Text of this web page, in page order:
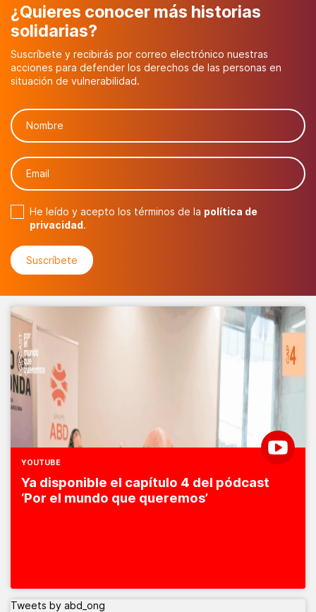
¿Quieres conocer más historias
solidarias?
Suscríbete y recibirás por correo electrónico nuestras
acciones para defender los derechos de las personas en
situación de vulnerabilidad.
He leído y acepto los términos de la política de
privacidad.
YOUTUBE
Ya disponible el capítulo 4 del pódcast
‘Por el mundo que queremos’
Tweets by abd_ong